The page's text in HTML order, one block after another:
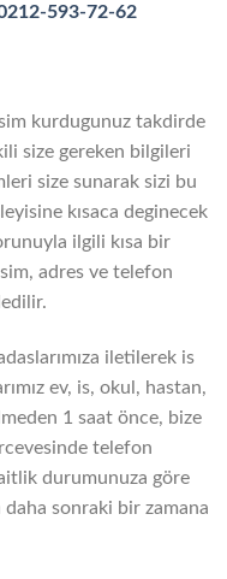
593-72-62
kurdugunuz takdirde
size gereken bilgileri
size sunarak sizi bu
kısaca deginecek
ilgili kısa bir
adres ve telefon
iletilerek is
ev, is, okul, hastan,
1 saat önce, bize
telefon
durumunuza göre
sonraki bir zamana